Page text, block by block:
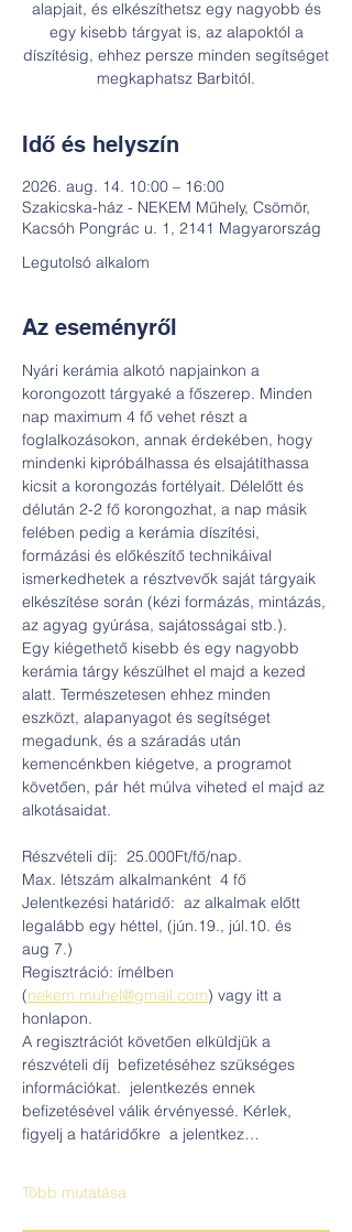
alapjait, és elkészíthetsz egy nagyobb és
egy kisebb tárgyat is, az alapoktól a
díszítésig, ehhez persze minden segítséget
megkaphatsz Barbitól.
Idő és helyszín
2026. aug. 14. 10:00 – 16:00
Szakicska-ház - NEKEM Műhely, Csömör,
Kacsóh Pongrác u. 1, 2141 Magyarország
Legutolsó alkalom
Az eseményről
Nyári kerámia alkotó napjainkon a
korongozott tárgyaké a főszerep. Minden
nap maximum 4 fő vehet részt a
foglalkozásokon, annak érdekében, hogy
mindenki kipróbálhassa és elsajátíthassa
kicsit a korongozás fortélyait. Délelőtt és
délután 2-2 fő korongozhat, a nap másik
felében pedig a kerámia díszítési,
formázási és előkészítő technikáival
ismerkedhetek a résztvevők saját tárgyaik
elkészítése során (kézi formázás, mintázás,
az agyag gyúrása, sajátosságai stb.).
Egy kiégethető kisebb és egy nagyobb
kerámia tárgy készülhet el majd a kezed
alatt. Természetesen ehhez minden
eszközt, alapanyagot és segítséget
megadunk, és a száradás után
kemencénkben kiégetve, a programot
követően, pár hét múlva viheted el majd az
alkotásaidat.
Részvételi díj:  25.000Ft/fő/nap.
Max. létszám alkalmanként  4 fő
Jelentkezési határidő:  az alkalmak előtt
legalább egy héttel, (jún.19., júl.10. és
aug 7.)
Regisztráció: ímélben
(nekem.muhel@gmail.com) vagy itt a
honlapon.
A regisztrációt követően elküldjük a
részvételi díj  befizetéséhez szükséges
információkat.  jelentkezés ennek
befizetésével válik érvényessé. Kérlek,
figyelj a határidőkre  a jelentkez…
Több mutatása